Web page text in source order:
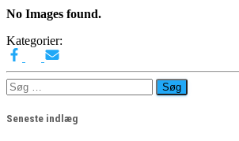
No Images found.
Kategorier:
Søg
efter:
Seneste indlæg